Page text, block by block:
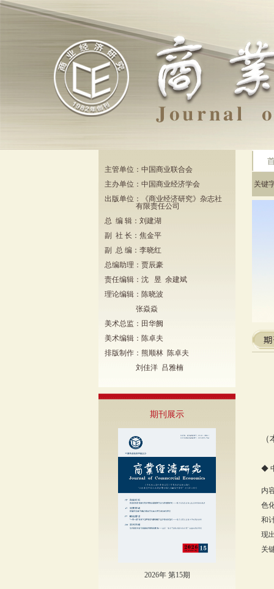
主管单位：中国商业联合会
主办单位：中国商业经济学会
出版单位：《商业经济研究》杂志社
有限责任公司
总 编 辑：刘建湖
副 社 长：焦金平
副 总 编：李晓红
总编助理：贾辰豪
责任编辑：沈 昱 余建斌
理论编辑：陈晓波
张焱焱
美术总监：田华阙
美术编辑：陈卓夫
排版制作：熊顺林 陈卓夫
刘佳洋 吕雅楠
期刊展示
2026年 第15期
关键
◆
内
色
和
现
关